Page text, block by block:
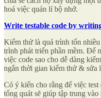
hoá việc quản lí bộ nhớ.
Write testable code by
Kiểm thử là quá trình tốn
trình phát triển phần mềm. Để
việc code sao cho dễ dàng
ngắn thời gian kiểm thử & sửa
Có ý kiến cho rằng để việc
tổng quát sẽ giúp tập trung vào